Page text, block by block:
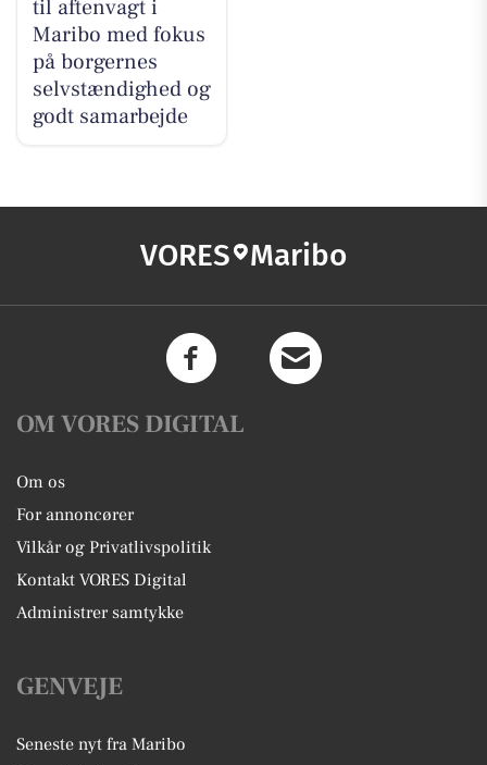
til aftenvagt i
Maribo med fokus
på borgernes
selvstændighed og
godt samarbejde
VORES Maribo
OM VORES DIGITAL
Om os
For annoncører
Vilkår og Privatlivspolitik
Kontakt VORES Digital
Administrer samtykke
GENVEJE
Seneste nyt fra Maribo